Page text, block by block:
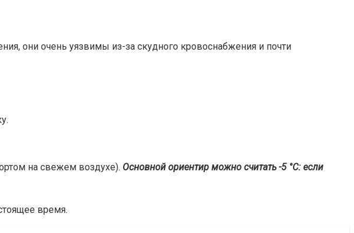
они очень уязвимы из-за скудного кровоснабжения и почти
на свежем воздухе). Основной ориентир можно считать -5 °C: если
время.